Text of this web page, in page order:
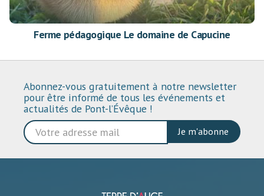
Ferme pédagogique Le domaine de Capucine
Abonnez-vous gratuitement à notre newsletter
pour être informé de tous les événements et
actualités de Pont-l’Évêque !
Je m'abonne